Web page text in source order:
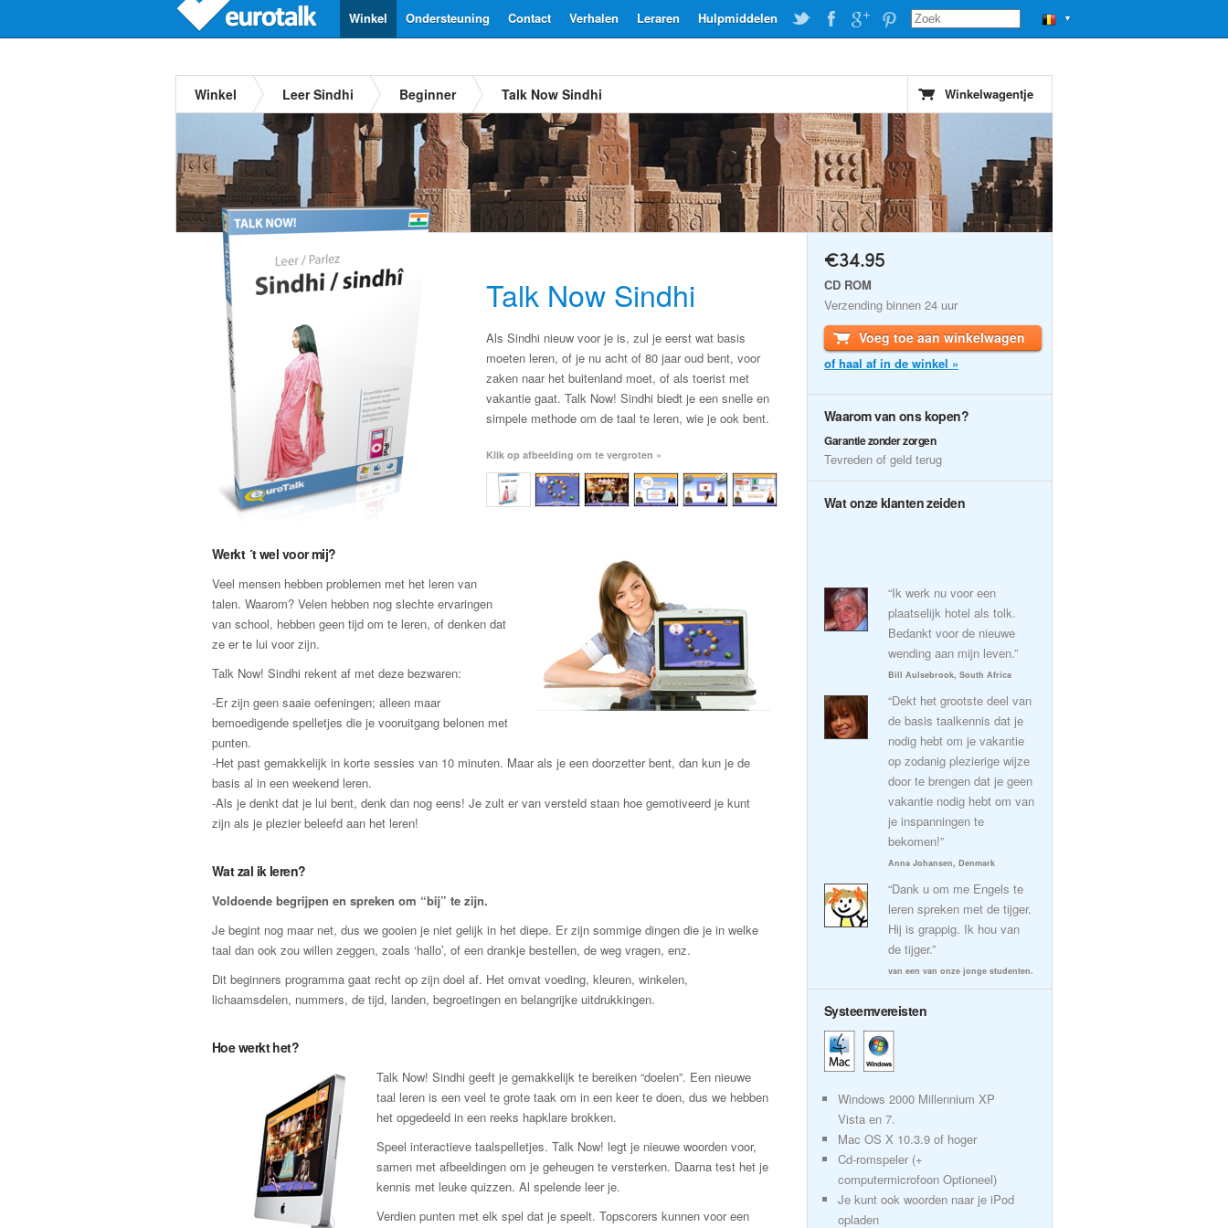
▼
Hulpmiddelen
Leraren
Verhalen
Contact
Ondersteuning
Winkel
Winkel Leer Sindhi Beginner Talk Now Sindhi Winkelwagentje
Talk Now Sindhi
Als Sindhi nieuw voor je is, zul je eerst wat basis
moeten leren, of je nu acht of 80 jaar oud bent, voor
zaken naar het buitenland moet, of als toerist met
vakantie gaat. Talk Now! Sindhi biedt je een snelle en
simpele methode om de taal te leren, wie je ook bent.
Klik op afbeelding om te vergroten »
Werkt ´t wel voor mij?
Veel mensen hebben problemen met het leren van
talen. Waarom? Velen hebben nog slechte ervaringen
van school, hebben geen tijd om te leren, of denken dat
ze er te lui voor zijn.
Talk Now! Sindhi rekent af met deze bezwaren:
-Er zijn geen saaie oefeningen; alleen maar
bemoedigende spelletjes die je vooruitgang belonen met
punten.
-Het past gemakkelijk in korte sessies van 10 minuten. Maar als je een doorzetter bent, dan kun je de
basis al in een weekend leren.
-Als je denkt dat je lui bent, denk dan nog eens! Je zult er van versteld staan hoe gemotiveerd je kunt
zijn als je plezier beleefd aan het leren!
Wat zal ik leren?
Voldoende begrijpen en spreken om “bij” te zijn.
Je begint nog maar net, dus we gooien je niet gelijk in het diepe. Er zijn sommige dingen die je in welke
taal dan ook zou willen zeggen, zoals ‘hallo’, of een drankje bestellen, de weg vragen, enz.
Dit beginners programma gaat recht op zijn doel af. Het omvat voeding, kleuren, winkelen,
lichaamsdelen, nummers, de tijd, landen, begroetingen en belangrijke uitdrukkingen.
Hoe werkt het?
Talk Now! Sindhi geeft je gemakkelijk te bereiken “doelen”. Een nieuwe
taal leren is een veel te grote taak om in een keer te doen, dus we hebben
het opgedeeld in een reeks hapklare brokken.
Speel interactieve taalspelletjes. Talk Now! legt je nieuwe woorden voor,
samen met afbeeldingen om je geheugen te versterken. Daarna test het je
kennis met leuke quizzen. Al spelende leer je.
Verdien punten met elk spel dat je speelt. Topscorers kunnen voor een
€34.95
CD ROM
Verzending binnen 24 uur
Voeg toe aan winkelwagen
of haal af in de winkel »
Waarom van ons kopen?
Garantie zonder zorgen
Tevreden of geld terug
Wat onze klanten zeiden
“Ik werk nu voor een
plaatselijk hotel als tolk.
Bedankt voor de nieuwe
wending aan mijn leven.”
Bill Aulsebrook, South Africa
“Dekt het grootste deel van
de basis taalkennis dat je
nodig hebt om je vakantie
op zodanig plezierige wijze
door te brengen dat je geen
vakantie nodig hebt om van
je inspanningen te
bekomen!”
Anna Johansen, Denmark
“Dank u om me Engels te
leren spreken met de tijger.
Hij is grappig. Ik hou van
de tijger.”
van een van onze jonge studenten.
Systeemvereisten
Windows 2000 Millennium XP
Vista en 7.
Mac OS X 10.3.9 of hoger
Cd-romspeler (+
computermicrofoon Optioneel)
Je kunt ook woorden naar je iPod
opladen